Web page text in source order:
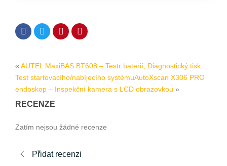
« AUTEL MaxiBAS BT608 – Testr baterií, Diagnostický tisk,
Test startovacího/nabíjecího systémuAutoXscan X306 PRO
endoskop – Inspekční kamera s LCD obrazovkou »
RECENZE
Zatím nejsou žádné recenze
Přidat recenzi